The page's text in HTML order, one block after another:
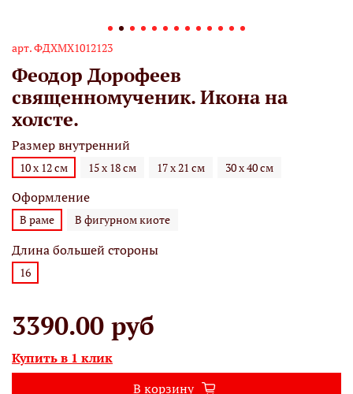
арт.ФДХМХ1012123
Феодор Дорофеев
священномученик. Икона на
холсте.
Размер внутренний
10 х 12 см 15 х 18 см 17 х 21 см 30 х 40 см
Оформление
В раме В фигурном киоте
Длина большей стороны
16
3390.00 руб
Купить в 1 клик
В корзину